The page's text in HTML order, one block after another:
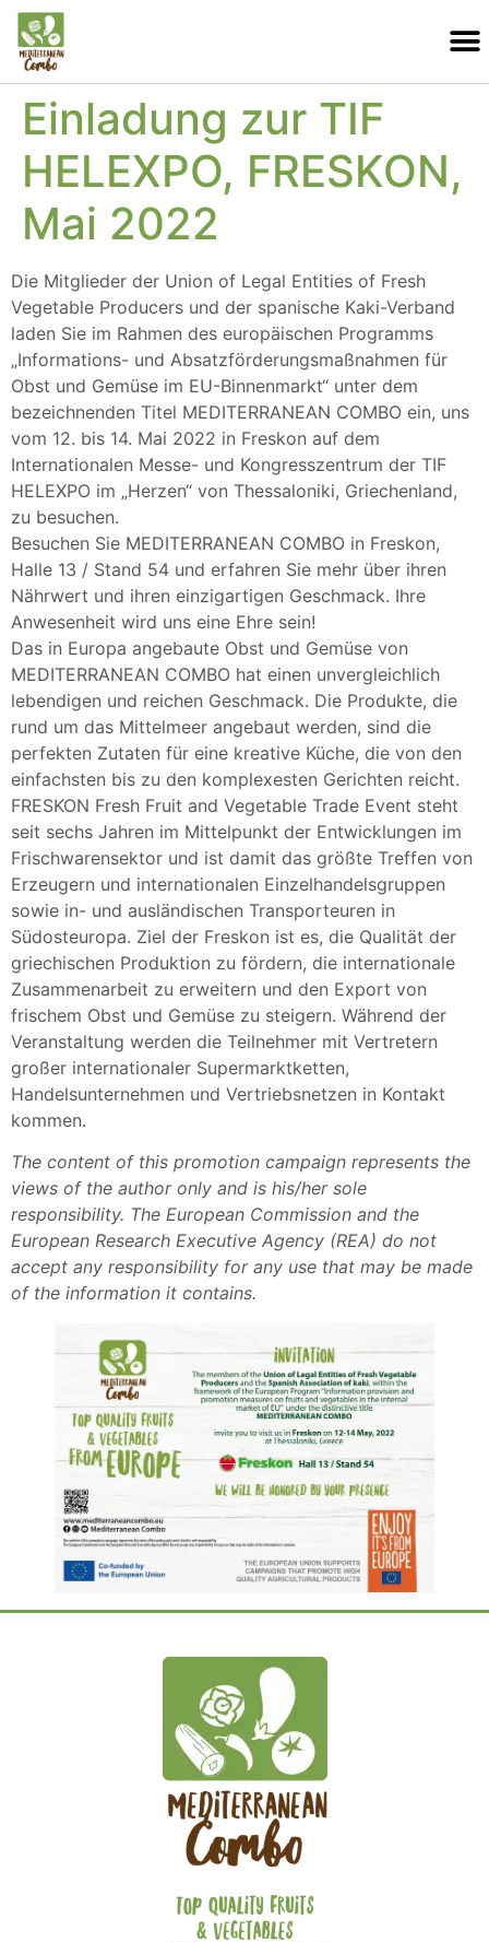
Einladung zur TIF
HELEXPO, FRESKON,
Mai 2022
Die Mitglieder der Union of Legal Entities of Fresh
Vegetable Producers und der spanische Kaki-Verband
laden Sie im Rahmen des europäischen Programms
„Informations- und Absatzförderungsmaßnahmen für
Obst und Gemüse im EU-Binnenmarkt“ unter dem
bezeichnenden Titel MEDITERRANEAN COMBO ein, uns
vom 12. bis 14. Mai 2022 in Freskon auf dem
Internationalen Messe- und Kongresszentrum der TIF
HELEXPO im „Herzen“ von Thessaloniki, Griechenland,
zu besuchen.
Besuchen Sie MEDITERRANEAN COMBO in Freskon,
Halle 13 / Stand 54 und erfahren Sie mehr über ihren
Nährwert und ihren einzigartigen Geschmack. Ihre
Anwesenheit wird uns eine Ehre sein!
Das in Europa angebaute Obst und Gemüse von
MEDITERRANEAN COMBO hat einen unvergleichlich
lebendigen und reichen Geschmack. Die Produkte, die
rund um das Mittelmeer angebaut werden, sind die
perfekten Zutaten für eine kreative Küche, die von den
einfachsten bis zu den komplexesten Gerichten reicht.
FRESKON Fresh Fruit and Vegetable Trade Event steht
seit sechs Jahren im Mittelpunkt der Entwicklungen im
Frischwarensektor und ist damit das größte Treffen von
Erzeugern und internationalen Einzelhandelsgruppen
sowie in- und ausländischen Transporteuren in
Südosteuropa. Ziel der Freskon ist es, die Qualität der
griechischen Produktion zu fördern, die internationale
Zusammenarbeit zu erweitern und den Export von
frischem Obst und Gemüse zu steigern. Während der
Veranstaltung werden die Teilnehmer mit Vertretern
großer internationaler Supermarktketten,
Handelsunternehmen und Vertriebsnetzen in Kontakt
kommen.
The content of this promotion campaign represents the
views of the author only and is his/her sole
responsibility. The European Commission and the
European Research Executive Agency (REA) do not
accept any responsibility for any use that may be made
of the information it contains.